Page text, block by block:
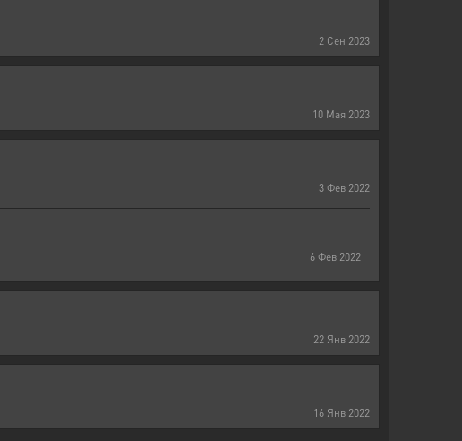
2 Сен 2023
10 Мая 2023
3 Фев 2022
6 Фев 2022
22 Янв 2022
16 Янв 2022